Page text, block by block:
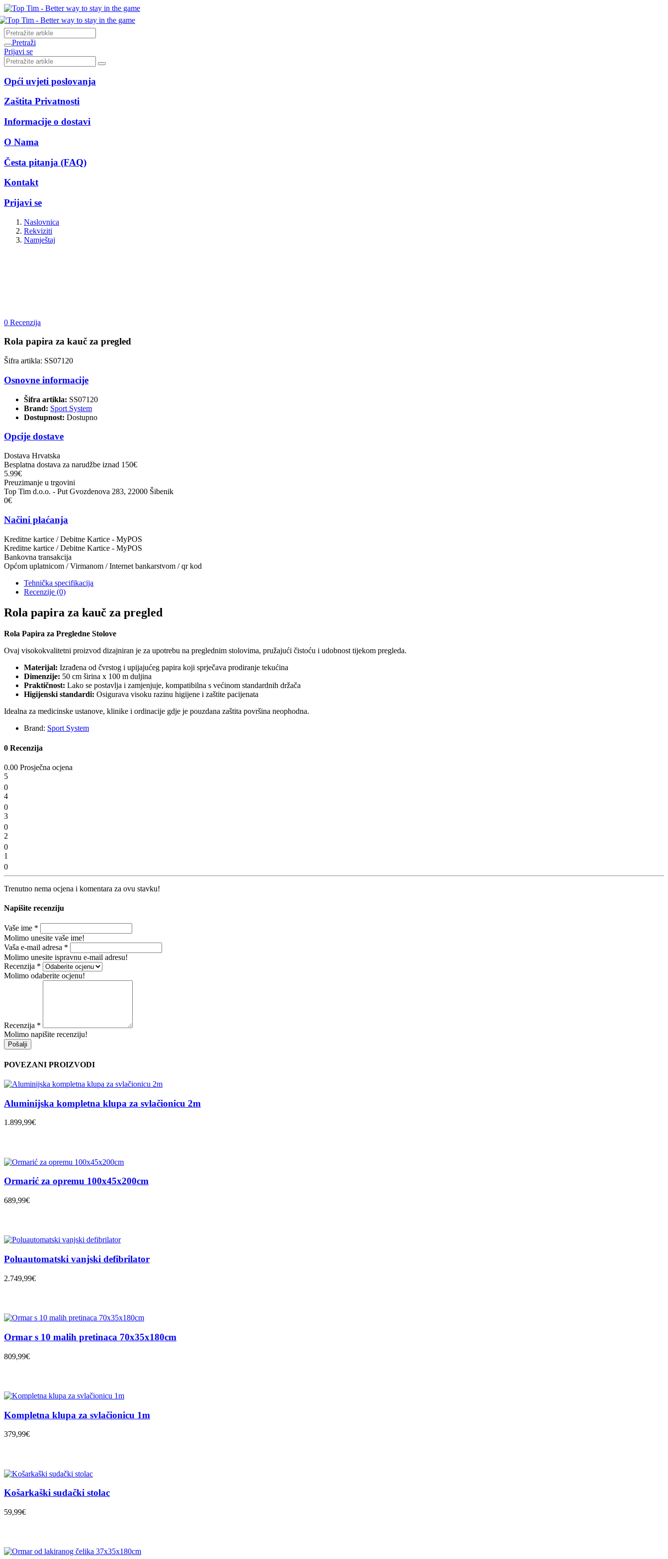
Pretraži
Prijavi se
Opći uvjeti poslovanja
Zaštita Privatnosti
Informacije o dostavi
O Nama
Česta pitanja (FAQ)
Kontakt
Prijavi se
Naslovnica
Rekviziti
Namještaj
0 Recenzija
Rola papira za kauč za pregled
Šifra artikla: SS07120
Osnovne informacije
Šifra artikla: SS07120
Brand: Sport System
Dostupnost: Dostupno
Opcije dostave
Dostava Hrvatska
Besplatna dostava za narudžbe iznad 150€
5.99€
Preuzimanje u trgovini
Top Tim d.o.o. - Put Gvozdenova 283, 22000 Šibenik
0€
Načini plaćanja
Kreditne kartice / Debitne Kartice - MyPOS
Kreditne kartice / Debitne Kartice - MyPOS
Bankovna transakcija
Općom uplatnicom / Virmanom / Internet bankarstvom / qr kod
Tehnička specifikacija
Recenzije (0)
Rola papira za kauč za pregled
Rola Papira za Pregledne Stolove
Ovaj visokokvalitetni proizvod dizajniran je za upotrebu na preglednim stolovima, pružajući čistoću i udobnost tijekom pregleda.
Materijal: Izrađena od čvrstog i upijajućeg papira koji sprječava prodiranje tekućina
Dimenzije: 50 cm širina x 100 m duljina
Praktičnost: Lako se postavlja i zamjenjuje, kompatibilna s većinom standardnih držača
Higijenski standardi: Osigurava visoku razinu higijene i zaštite pacijenata
Idealna za medicinske ustanove, klinike i ordinacije gdje je pouzdana zaštita površina neophodna.
Brand: Sport System
0 Recenzija
0.00 Prosječna ocjena
5
0
4
0
3
0
2
0
1
0
Trenutno nema ocjena i komentara za ovu stavku!
Napišite recenziju
Vaše ime *
Molimo unesite vaše ime!
Vaša e-mail adresa *
Molimo unesite ispravnu e-mail adresu!
Recenzija *
Molimo odaberite ocjenu!
Recenzija *
Molimo napišite recenziju!
Pošalji
POVEZANI PROIZVODI
Aluminijska kompletna klupa za svlačionicu 2m
1.899,99€
Ormarić za opremu 100x45x200cm
689,99€
Poluautomatski vanjski defibrilator
2.749,99€
Ormar s 10 malih pretinaca 70x35x180cm
809,99€
Kompletna klupa za svlačionicu 1m
379,99€
Košarkaški sudački stolac
59,99€